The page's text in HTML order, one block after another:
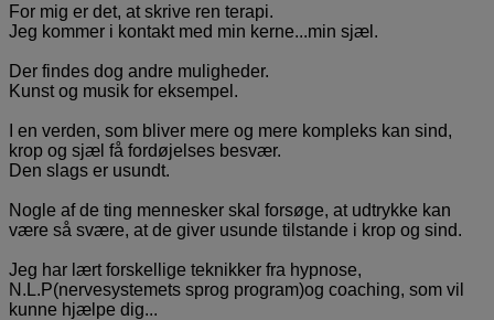
For mig er det, at skrive ren terapi.
Jeg kommer i kontakt med min kerne...min sjæl.
Der findes dog andre muligheder.
Kunst og musik for eksempel.
I en verden, som bliver mere og mere kompleks kan sind,
krop og sjæl få fordøjelses besvær.
Den slags er usundt.
Nogle af de ting mennesker skal forsøge, at udtrykke kan
være så svære, at de giver usunde tilstande i krop og sind.
Jeg har lært forskellige teknikker fra hypnose,
N.L.P(nervesystemets sprog program)og coaching, som vil
kunne hjælpe dig...